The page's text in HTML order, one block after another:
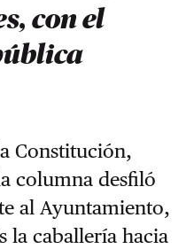
con el
Constitución,
columna desfiló
al Ayuntamiento,
la caballería hacia